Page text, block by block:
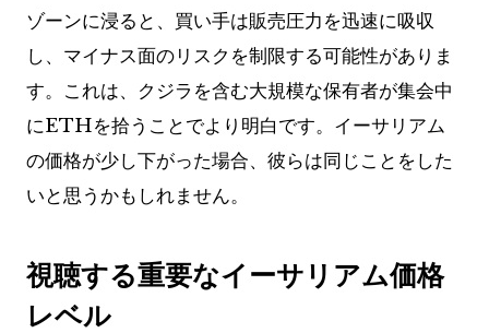
ゾーンに浸ると、買い手は販売圧力を迅速に吸収
し、マイナス面のリスクを制限する可能性がありま
す。これは、クジラを含む大規模な保有者が集会中
にETHを拾うことでより明白です。イーサリアム
の価格が少し下がった場合、彼らは同じことをした
いと思うかもしれません。
視聴する重要なイーサリアム価格
レベル